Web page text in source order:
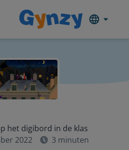
het digibord in de klas
2022
3 minuten